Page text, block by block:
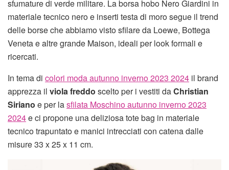
sfumature di verde militare. La borsa hobo Nero Giardini in
materiale tecnico nero e inserti testa di moro segue il trend
delle borse che abbiamo visto sfilare da Loewe, Bottega
Veneta e altre grande Maison, ideali per look formali e
ricercati.
In tema di colori moda autunno inverno 2023 2024 il brand
apprezza il viola freddo scelto per i vestiti daChristian
Siriano e per lasfilata Moschino autunno inverno 2023
2024e ci propone una deliziosa tote bag in materiale
tecnico trapuntato e manici intrecciati con catena dalle
misure 33 x 25 x 11 cm.